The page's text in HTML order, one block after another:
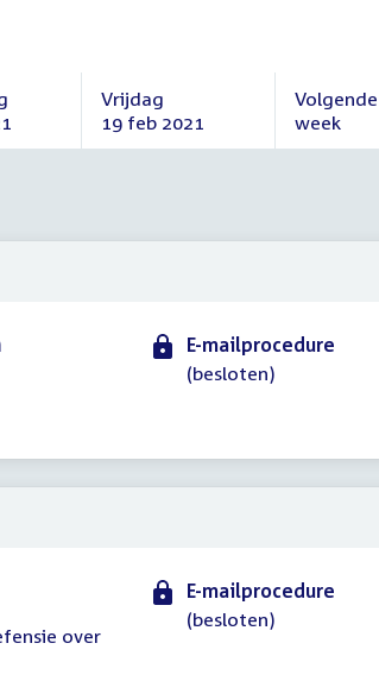
Vrijdag
19 feb 2021
Vrijdag
Volgende
week
Volgende
E-mailprocedure
(besloten)
over
E-mailprocedure
(besloten)